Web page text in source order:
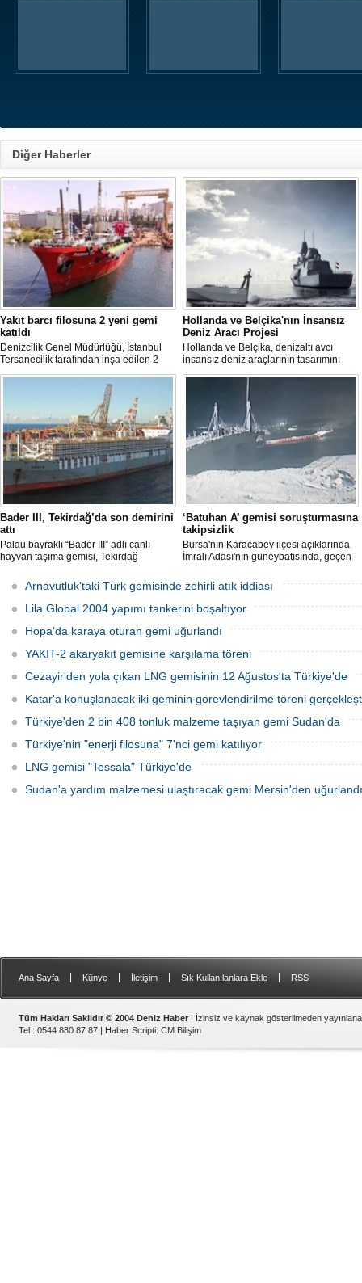
Diğer Haberler
Yakıt barcı filosuna 2 yeni gemi
katıldı
Denizcilik Genel Müdürlüğü, İstanbul
Tersanecilik tarafından inşa edilen 2
yeni yakıt barçının hizmete girdiğini ve
filonun modernleşme sürecinin devam
Hollanda ve Belçika'nın İnsansız
Deniz Aracı Projesi
Hollanda ve Belçika, denizaltı avcı
insansız deniz araçlarının tasarımını
başlattı. Proje, 2 ülkenin deniz
kuvvetlerinin gelecekteki denizaltı karşıtı
yeteneklerini desteklemeyi amaçlıyor.
Bader III, Tekirdağ’da son demirini
attı
Palau bayraklı “Bader III” adlı canlı
hayvan taşıma gemisi, Tekirdağ
‘Batuhan A’ gemisi soruşturmasına
takipsizlik
Bursa'nın Karacabey ilçesi açıklarında
İmralı Adası'nın güneybatısında, geçen
batmasıyla ilgili başlatılan soruşturma,
takipsizlikle sonuçlandı.
Arnavutluk'taki Türk gemisinde zehirli atık iddiası
Lila Global 2004 yapımı tankerini boşaltıyor
Hopa’da karaya oturan gemi uğurlandı
YAKIT-2 akaryakıt gemisine karşılama töreni
Cezayir'den yola çıkan LNG gemisinin 12 Ağustos'ta Türkiye'de
Katar'a konuşlanacak iki geminin görevlendirilme töreni
Türkiye'den 2 bin 408 tonluk malzeme taşıyan gemi Sudan'da
Türkiye'nin "enerji filosuna" 7'nci gemi katılıyor
LNG gemisi "Tessala" Türkiye'de
Sudan'a yardım malzemesi ulaştıracak gemi Mersin'den uğurlandı
Ana Sayfa Künye İletişim Sık Kullanılanlara Ekle RSS
Tüm Hakları Saklıdır © 2004 Deniz Haber | İzinsiz ve kaynak gösterilmeden
Tel : 0544 880 87 87 | Haber Scripti: CM Bilişim